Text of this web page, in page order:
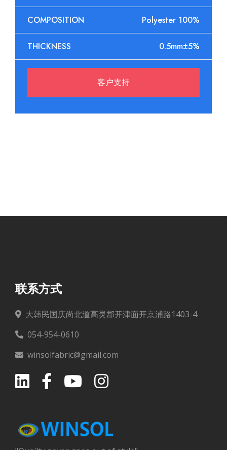
COMPOSITION Polyester 100%
THICKNESS 0.5mm±5%
客户支持
联系方式
大韩民国庆尚北道高灵郡开津面开京浦路1403-4
054-954-0610
winsolfabric@gmail.com